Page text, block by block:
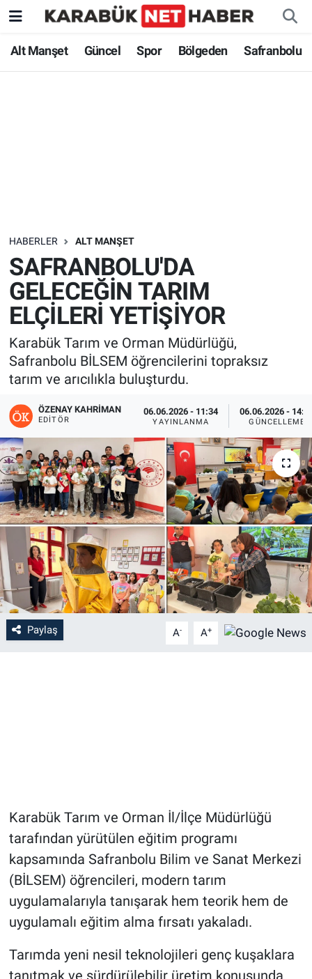
Alt Manşet Güncel Spor Bölgeden Safranbolu
HABERLER ALT MANŞET
SAFRANBOLU'DA
GELECEĞİN TARIM
ELÇİLERİ YETİŞİYOR
Karabük Tarım ve Orman Müdürlüğü,
Safranbolu BİLSEM öğrencilerini topraksız
tarım ve arıcılıkla buluşturdu.
ÖZENAY KAHRIMAN
EDITÖR
06.06.2026 - 11:34
YAYINLANMA
06.06.2026 -
GÜNCELLEME
Paylaş A- A+
Karabük Tarım ve Orman İl/İlçe Müdürlüğü
tarafından yürütülen eğitim programı
kapsamında Safranbolu Bilim ve Sanat Merkezi
(BİLSEM) öğrencileri, modern tarım
uygulamalarıyla tanışarak hem teorik hem de
uygulamalı eğitim alma fırsatı yakaladı.
Tarımda yeni nesil teknolojileri genç kuşaklara
tanıtmak ve sürdürülebilir üretim konusunda